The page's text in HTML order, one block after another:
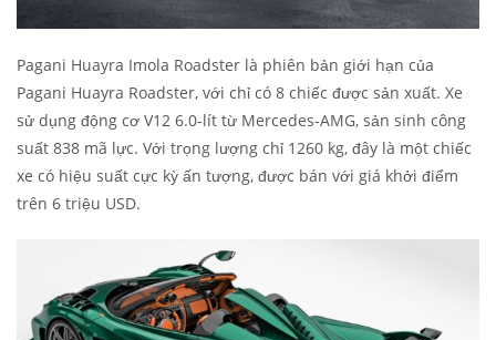
Pagani Huayra Imola Roadster là phiên bản giới hạn của
Pagani Huayra Roadster, với chỉ có 8 chiếc được sản xuất. Xe
sử dụng động cơ V12 6.0-lít từ Mercedes-AMG, sản sinh công
suất 838 mã lực. Với trọng lượng chỉ 1260 kg, đây là một chiếc
xe có hiệu suất cực kỳ ấn tượng, được bán với giá khởi điểm
trên 6 triệu USD.